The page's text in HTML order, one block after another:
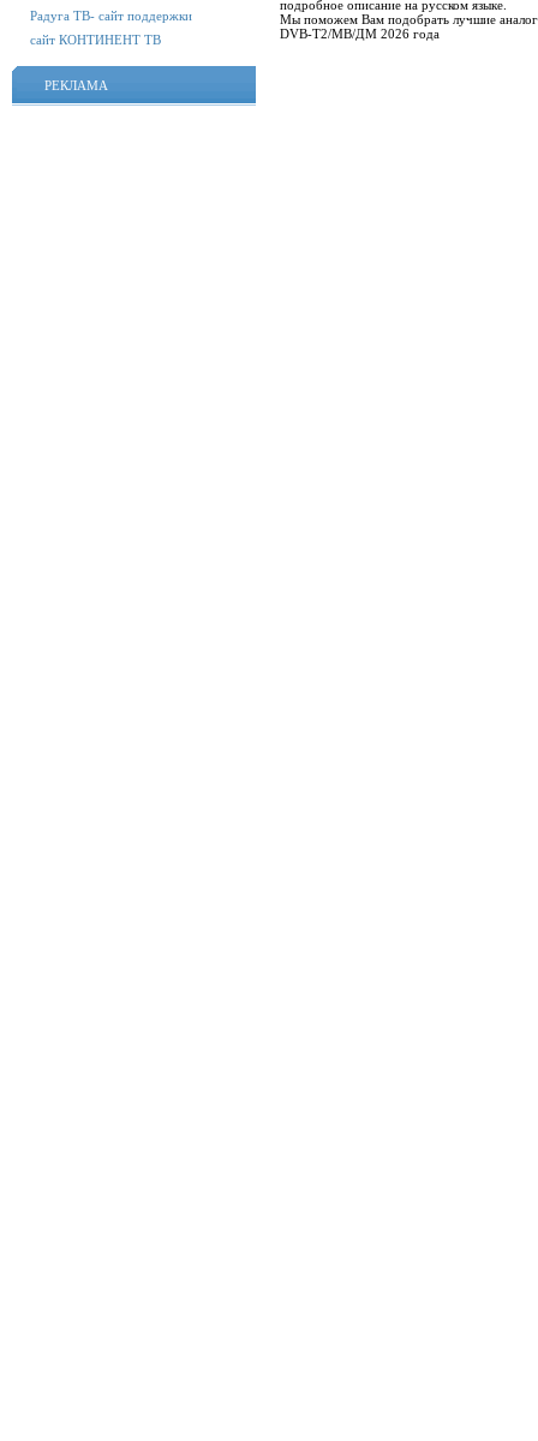
Радуга ТВ- сайт поддержки
сайт КОНТИНЕНТ ТВ
РЕКЛАМА
подробное описание на русском языке.
Мы поможем Вам подобрать лучшие
DVB-T2/МВ/ДМ 2026 года